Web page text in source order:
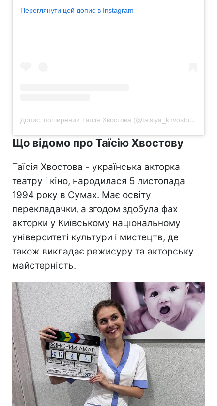
Переглянути цей допис в Instagram
Допис, поширений Таїсія Хвостова (@taisiya_khvostova)
Що відомо про Таїсію Хвостову
Таїсія Хвостова - українська акторка
театру і кіно, народилася 5 листопада
1994 року в Сумах. Має освіту
перекладачки, а згодом здобула фах
акторки у Київському національному
університеті культури і мистецтв, де
також викладає режисуру та акторську
майстерність.